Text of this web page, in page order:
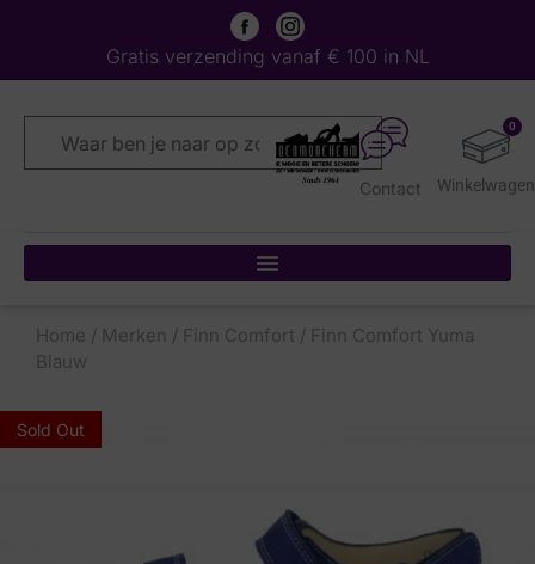
Gratis verzending vanaf € 100 in NL
0
Contact
Home / Merken / Finn Comfort / Finn Comfort Yuma
Blauw
Sold Out